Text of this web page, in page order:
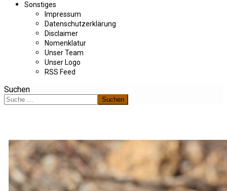
Sonstiges
Impressum
Datenschutzerklärung
Disclaimer
Nomenklatur
Unser Team
Unser Logo
RSS Feed
Suchen
Suchen